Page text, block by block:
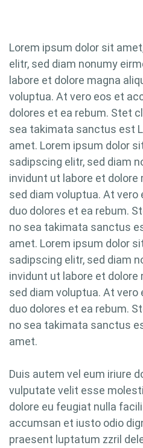
Lorem ipsum dolor sit
elitr, sed diam nonumy
labore et dolore magna
voluptua. At vero eos et
dolores et ea rebum. Stet
sea takimata sanctus est
amet. Lorem ipsum dolor
sadipscing elitr, sed diam
invidunt ut labore et dolore
sed diam voluptua. At
duo dolores et ea rebum.
no sea takimata sanctus
amet. Lorem ipsum dolor
sadipscing elitr, sed diam
invidunt ut labore et dolore
sed diam voluptua. At
duo dolores et ea rebum.
no sea takimata sanctus
amet.
Duis autem vel eum iriure
vulputate velit esse
dolore eu feugiat nulla
accumsan et iusto odio
praesent luptatum zzril